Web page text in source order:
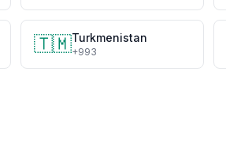
🇹🇲Turkmenistan
+993